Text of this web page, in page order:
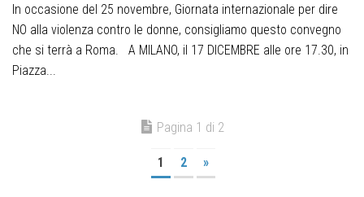
In occasione del 25 novembre, Giornata internazionale per dire
NO alla violenza contro le donne, consigliamo questo convegno
che si terrà a Roma. A MILANO, il 17 DICEMBRE alle ore 17.30, in
Piazza...
Pagina 1 di 2
1 2 »